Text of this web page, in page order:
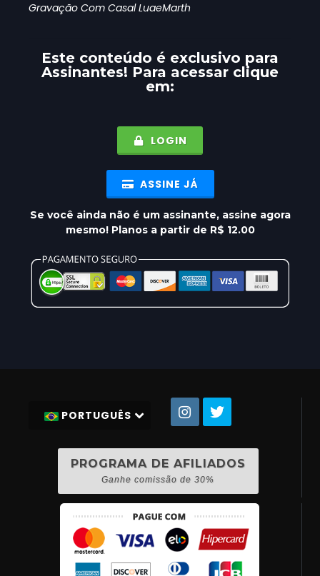
Gravação Com Casal LuaeMarth
Este conteúdo é exclusivo para
Assinantes! Para acessar clique
em:
LOGIN
ASSINE JÁ
Se você ainda não é um assinante, assine agora
mesmo! Planos a partir de R$ 12.00
PORTUGUÊS
PROGRAMA DE AFILIADOS
Ganhe comissão de 30%